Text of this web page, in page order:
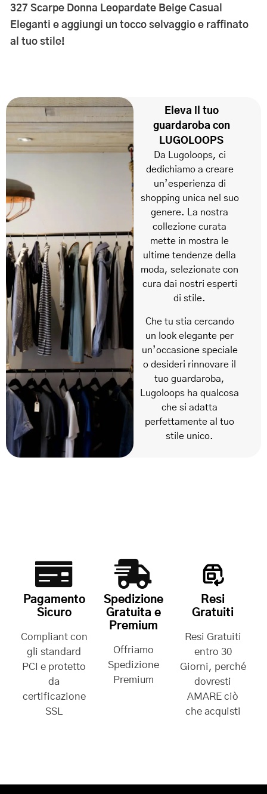
327 Scarpe Donna Leopardate Beige Casual
Eleganti e aggiungi un tocco selvaggio e raffinato
al tuo stile!
Eleva il tuo
guardaroba con
LUGOLOOPS
Da Lugoloops, ci
dedichiamo a creare
un’esperienza di
shopping unica nel suo
genere. La nostra
collezione curata
mette in mostra le
ultime tendenze della
moda, selezionate con
cura dai nostri esperti
di stile.
Che tu stia cercando
un look elegante per
un’occasione speciale
o desideri rinnovare il
tuo guardaroba,
Lugoloops ha qualcosa
che si adatta
perfettamente al tuo
stile unico.
Pagamento
Sicuro
Compliant con
gli standard
PCI e protetto
da
certificazione
SSL
Spedizione
Gratuita e
Premium
Offriamo
Spedizione
Premium
Resi
Gratuiti
Resi Gratuiti
entro 30
Giorni, perché
dovresti
AMARE ciò
che acquisti